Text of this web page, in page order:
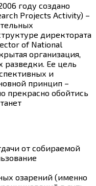
году создано
Projects Activity) –
директората
of National
организация,
разведки. Ее цель
и
принцип –
прекрасно обойтись
от собираемой
озарений (именно